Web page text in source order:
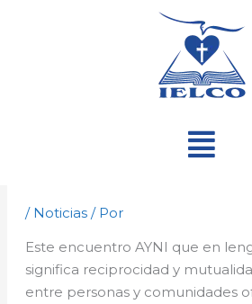
Menú
/ Noticias / Por
Este encuentro AYNI que en
significa reciprocidad y
entre personas y comunidades